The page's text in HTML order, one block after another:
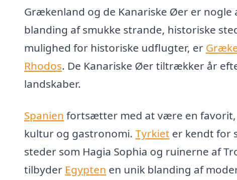
Grækenland og de Kanariske Øer er
blanding af smukke strande, historiske
mulighed for historiske udflugter, er
Rhodos. De Kanariske Øer tiltrækker år
landskaber.
Spanien fortsætter med at være en favorit,
kultur og gastronomi. Tyrkiet er kendt for
steder som Hagia Sophia og ruinerne af
tilbyder Egypten en unik blanding af